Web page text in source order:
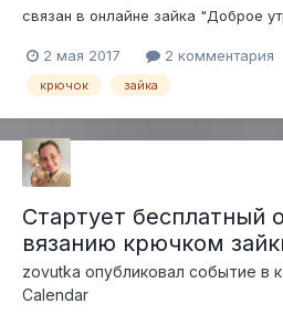
связан в онлайне зайка "Доброе
2 мая 2017 2 комментария
крючок зайка
Стартует бесплатный
вязанию крючком
zovutka опубликовал событие в
Calendar